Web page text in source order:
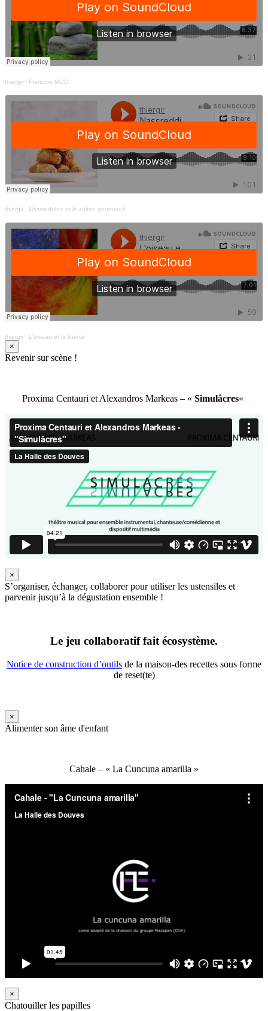
thiergir · Francine MOD
thiergir · Nassreddine et le sultan gourmand
thiergir · L'oiseau et la liberté
×
Revenir sur scène !
Proxima Centauri et Alexandros Markeas – « Simulâcres«
×
S’organiser, échanger, collaborer pour utiliser les ustensiles et
parvenir jusqu’à la dégustation ensemble !
Le jeu collaboratif fait écosystème.
Notice de construction d’outils de la maison-des recettes sous forme
de reset(te)
×
Alimenter son âme d'enfant
Cahale – « La Cuncuna amarilla »
×
Chatouiller les papilles